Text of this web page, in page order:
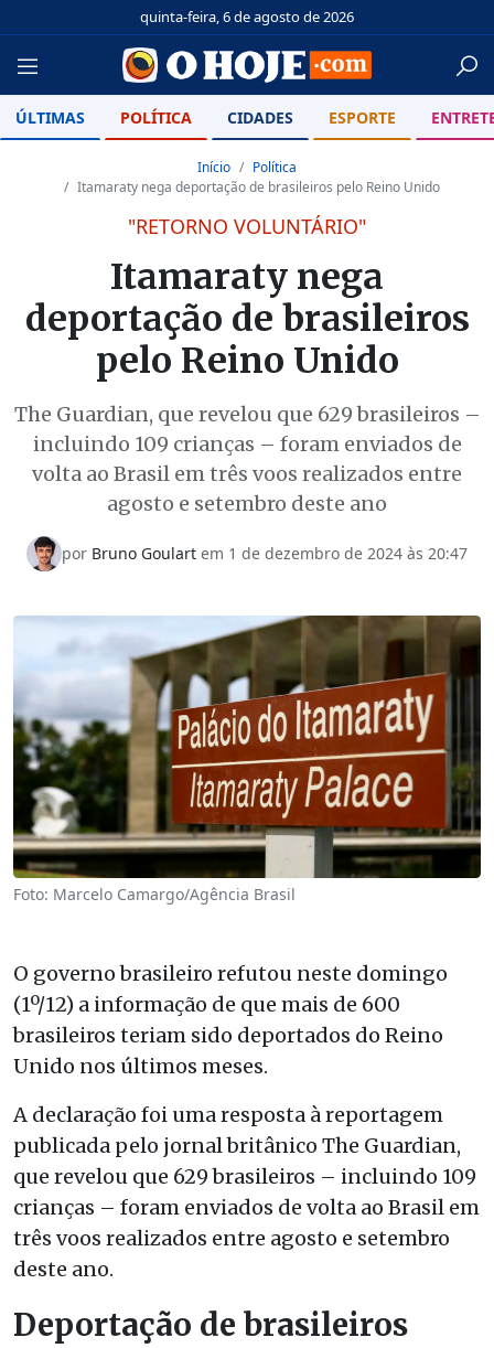
quinta-feira, 6 de agosto de 2026
ÚLTIMAS POLÍTICA CIDADES ESPORTE
Início
Política
Itamaraty nega deportação de brasileiros pelo Reino Unido
"RETORNO VOLUNTÁRIO"
Itamaraty nega
deportação de brasileiros
pelo Reino Unido
The Guardian, que revelou que 629 brasileiros –
incluindo 109 crianças – foram enviados de
volta ao Brasil em três voos realizados entre
agosto e setembro deste ano
por Bruno Goulart em 1 de dezembro de 2024 às 20:47
Foto: Marcelo Camargo/Agência Brasil
O governo brasileiro refutou neste domingo
(1º/12) a informação de que mais de 600
brasileiros teriam sido deportados do Reino
Unido nos últimos meses.
A declaração foi uma resposta à reportagem
publicada pelo jornal britânico The Guardian,
que revelou que 629 brasileiros – incluindo 109
crianças – foram enviados de volta ao Brasil em
três voos realizados entre agosto e setembro
deste ano.
Deportação de brasileiros